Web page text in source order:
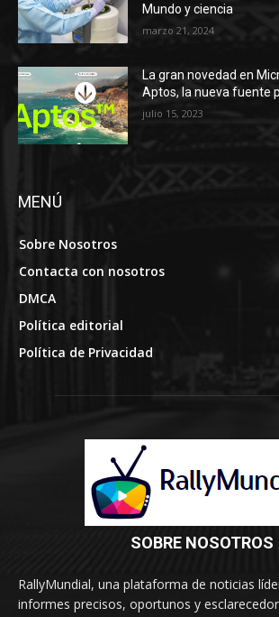
Mundo y ciencia
marzo 21, 2024
La gran novedad en
Aptos, la nueva fuente
julio 15, 2023
MENÚ
Sobre Nosotros
Contacta con nosotros
DMCA
Política editorial
Política de Privacidad
SOBRE NOSOTROS
RallyMundial, una plataforma de noticias
informes precisos, oportunos y